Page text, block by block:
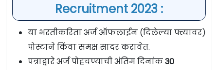
Recruitment 2023 :
या भरतीकरिता अर्ज ऑफलाईन (दिलेल्या पत्त्यावर)
पोस्टाने किंवा समक्ष सादर करावेत.
पत्राद्वारे अर्ज पोहचण्याची अंतिम दिनांक30